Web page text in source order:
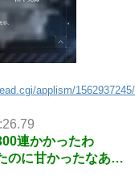
applism/1562937245/
連かかったわ
のに甘かったなあ…